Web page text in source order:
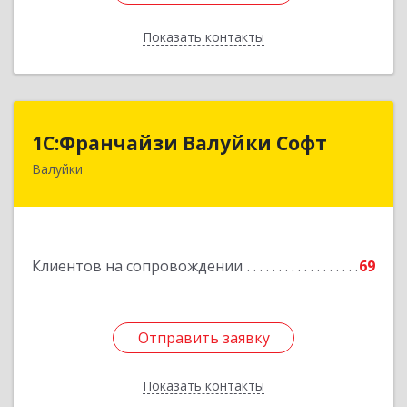
Показать контакты
Назад
1С:Франчайзи Валуйки Софт
Валуйки
Клиентов на сопровождении 69
Отправить заявку
Показать контакты
1С:Франчайзи Валуйки Софт
309996, Белгородская обл, Валуйки г, Горького,
Отправить заявку
Назад